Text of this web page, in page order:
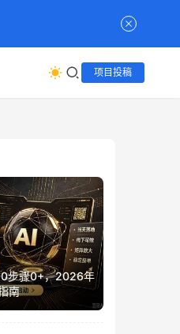
项目投稿
步骤0+，2026年
南